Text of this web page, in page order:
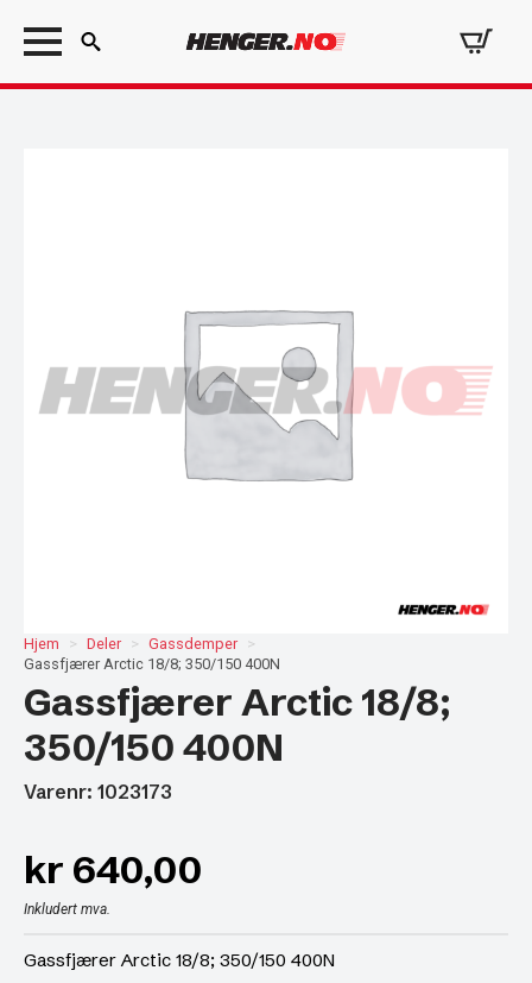
Search
Hjem Deler
Gassdemper
Gassfjærer Arctic 18/8; 350/150 400N
Gassfjærer Arctic 18/8;
350/150 400N
Varenr: 1023173
kr 640,00
Inkludert mva.
Gassfjærer Arctic 18/8; 350/150 400N